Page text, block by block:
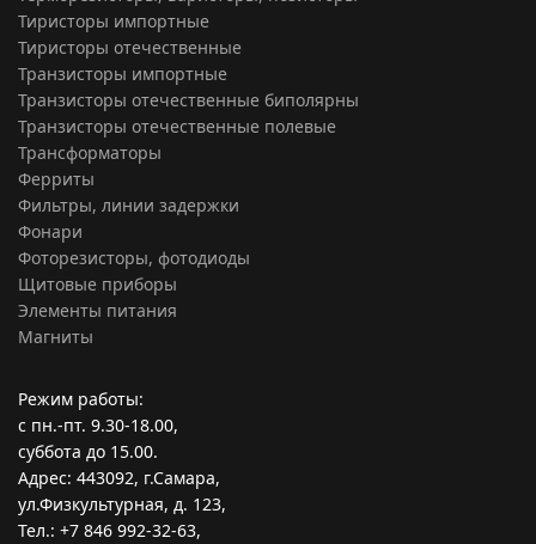
Тиристоры импортные
Тиристоры отечественные
Транзисторы импортные
Транзисторы отечественные биполярны
Транзисторы отечественные полевые
Трансформаторы
Ферриты
Фильтры, линии задержки
Фонари
Фоторезисторы, фотодиоды
Щитовые приборы
Элементы питания
Магниты
Режим работы:
с пн.-пт. 9.30-18.00,
суббота до 15.00.
Адрес: 443092, г.Самара,
ул.Физкультурная, д. 123,
Тел.: +7 846 992-32-63,